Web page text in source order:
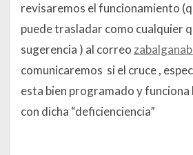
revisaremos el funcionamiento
puede trasladar como cualquier
sugerencia ) al correo
comunicaremos si el cruce ,
esta bien programado y funciona
con dicha “deficienciencia”